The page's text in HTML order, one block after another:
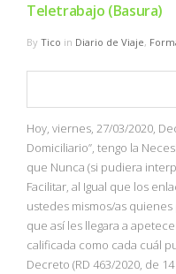
FIBA
OTROS
MULTIMEDIA
Teletrabajo (Basura)
By Tico in Diario de Viaje,
Hoy, viernes, 27/03/2020,
Domiciliario”, tengo la
que Nunca (si pudiera
Facilitar, al Igual que los
ustedes mismos/as
que así les llegara a
calificada como cada cuál
Decreto (RD 463/2020, de